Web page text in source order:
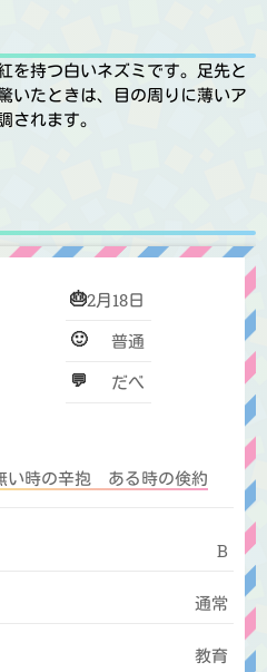
を持つ白いネズミです。足先と
いたときは、目の周りに薄いア
されます。
🎂2月18日
🙂
普通
💬
だべ
い時の辛抱 ある時の倹約
B
通常
教育